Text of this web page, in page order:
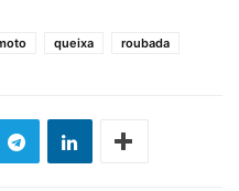
queixa roubada